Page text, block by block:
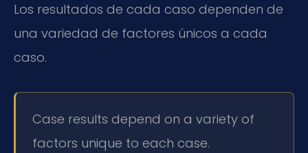
Los resultados de cada caso dependen de
una variedad de factores únicos a cada
caso.
Case results depend on a variety of
factors unique to each case.